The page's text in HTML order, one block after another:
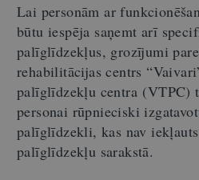
Lai personām ar
būtu iespēja saņemt arī
palīglīdzekļus, grozījumi
rehabilitācijas centrs
palīglīdzekļu centra (VTPC)
personai rūpnieciski
palīglīdzekli, kas nav
palīglīdzekļu sarakstā.